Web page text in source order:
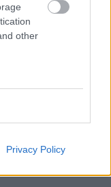
other
Privacy Policy
blokk új
szombattól